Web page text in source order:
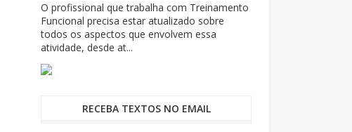
O profissional que trabalha com Treinamento
Funcional precisa estar atualizado sobre
todos os aspectos que envolvem essa
atividade, desde at...
RECEBA TEXTOS NO EMAIL